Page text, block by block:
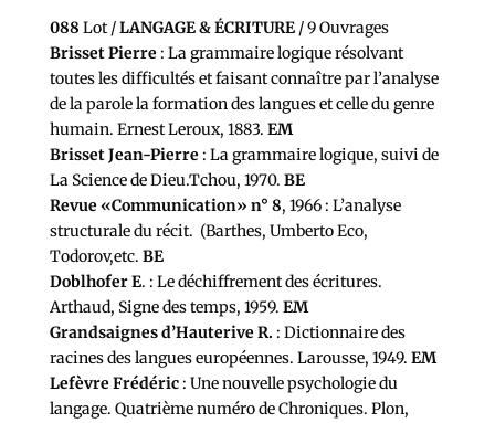
088 Lot /LANGAGE & ÉCRITURE / 9 Ouvrages
Brisset Pierre: La grammaire logique résolvant
toutes les difficultés et faisant connaître par l’analyse
de la parole la formation des langues et celle du genre
humain. Ernest Leroux, 1883. EM
Brisset Jean-Pierre: La grammaire logique, suivi de
La Science de Dieu.Tchou, 1970. BE
Revue «Communication» n° 8, 1966 : L’analyse
structurale du récit. (Barthes, Umberto Eco,
Todorov,etc. BE
Doblhofer E. : Le déchiffrement des écritures.
Arthaud, Signe des temps, 1959. EM
Grandsaignes d’Hauterive R. : Dictionnaire des
racines des langues européennes. Larousse, 1949. EM
Lefèvre Frédéric: Une nouvelle psychologie du
langage. Quatrième numéro de Chroniques. Plon,